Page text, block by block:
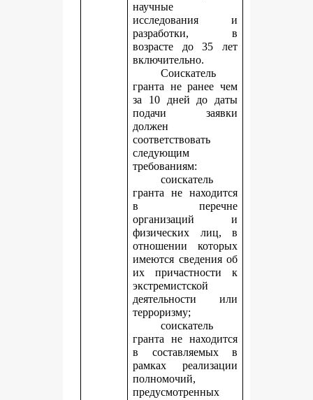
научные
исследования и
разработки, в
возрасте до 35 лет
включительно.
Соискатель
гранта не ранее чем
за 10 дней до даты
подачи заявки
должен
соответствовать
следующим
требованиям:
соискатель
гранта не находится
в перечне
организаций и
физических лиц, в
отношении которых
имеются сведения об
их причастности к
экстремистской
деятельности или
терроризму;
соискатель
гранта не находится
в составляемых в
рамках реализации
полномочий,
предусмотренных